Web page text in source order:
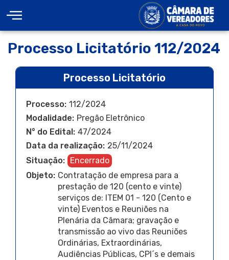
Processo Licitatório 112/2024
Processo Licitatório
Processo: 112/2024
Modalidade: Pregão Eletrônico
N° do Edital: 47/2024
Data da realização: 25/11/2024
Situação: Encerrado
Objeto: Contratação de empresa para a
prestação de 120 (cento e vinte)
serviços de: ITEM 01 - 120 (Cento e
vinte) Eventos e Reuniões na
Plenária da Câmara; gravação e
transmissão ao vivo das Reuniões
Ordinárias, Extraordinárias,
Audiências Públicas, CPI´s e demais